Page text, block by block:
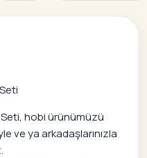
Seti, hobi ürünümüzü
ve ya arkadaşlarınızla